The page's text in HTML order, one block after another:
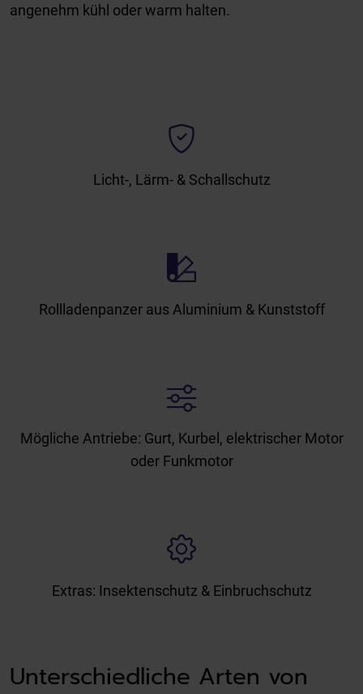
angenehm kühl oder warm halten.
Licht-, Lärm- & Schallschutz
Rollladenpanzer aus Aluminium & Kunststoff
Mögliche Antriebe: Gurt, Kurbel, elektrischer Motor
oder Funkmotor
Extras: Insektenschutz & Einbruchschutz
Unterschiedliche Arten von